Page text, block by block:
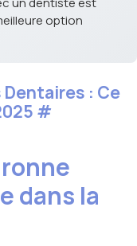
option
: Ce
#
dans la